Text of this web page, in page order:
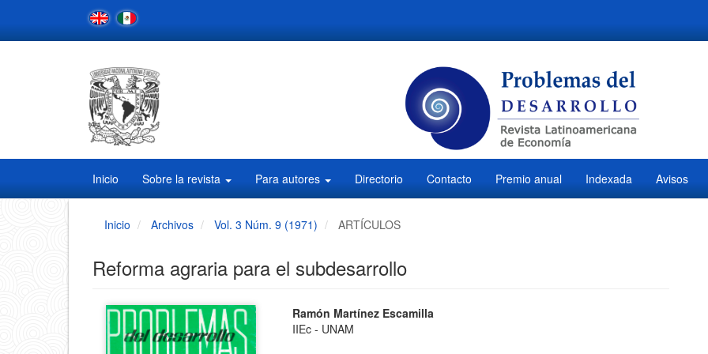
Contenido
Inicio Sobre la revista Para autores Directorio Contacto Premio anual Indexada Avisos
Inicio Archivos Vol. 3 Núm. 9 (1971) ARTÍCULOS
Reforma agraria para el subdesarrollo
Barra
Contenido
Ramón Martínez Escamilla
IIEc - UNAM